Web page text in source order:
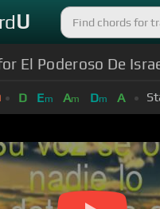
U
El Poderoso De
D Em Am Dm A